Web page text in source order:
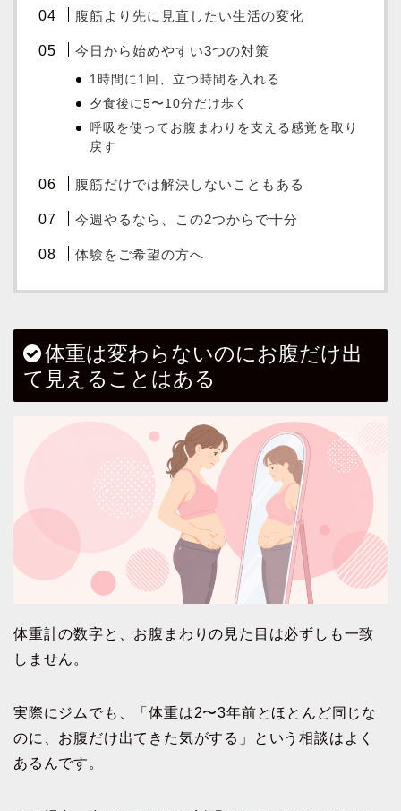
腹筋より先に見直したい生活の変化
今日から始めやすい3つの対策
1時間に1回、立つ時間を入れる
夕食後に5〜10分だけ歩く
呼吸を使ってお腹まわりを支える感覚を取り
戻す
腹筋だけでは解決しないこともある
今週やるなら、この2つからで十分
体験をご希望の方へ
体重は変わらないのにお腹だけ出
て見えることはある
体重計の数字と、お腹まわりの見た目は必ずしも一致
しません。
実際にジムでも、「体重は2〜3年前とほとんど同じな
のに、お腹だけ出てきた気がする」という相談はよく
あるんです。